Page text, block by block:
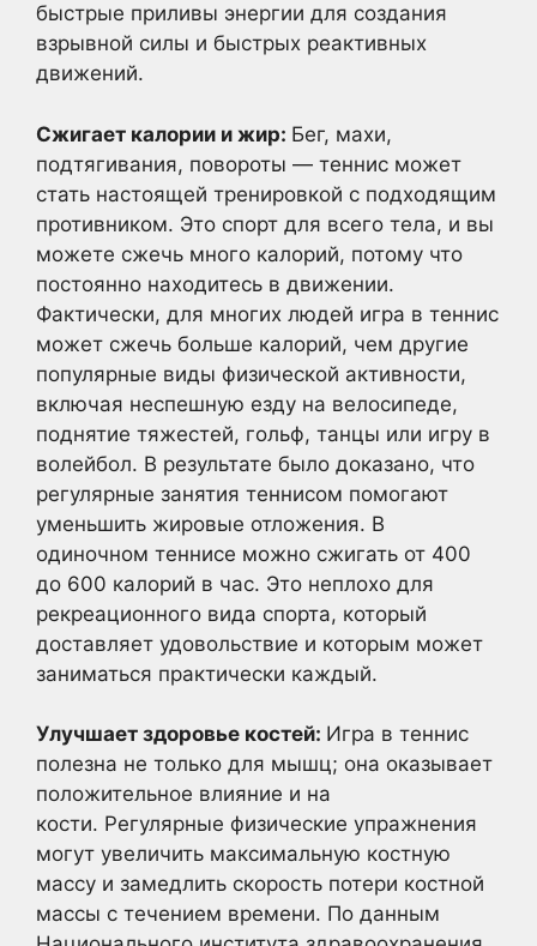
быстрые приливы энергии для создания
взрывной силы и быстрых реактивных
движений.
Сжигает калории и жир: Бег, махи,
подтягивания, повороты — теннис может
стать настоящей тренировкой с подходящим
противником. Это спорт для всего тела, и вы
можете сжечь много калорий, потому что
постоянно находитесь в движении.
Фактически, для многих людей игра в теннис
может сжечь больше калорий, чем другие
популярные виды физической активности,
включая неспешную езду на велосипеде,
поднятие тяжестей, гольф, танцы или игру в
волейбол. В результате было доказано, что
регулярные занятия теннисом помогают
уменьшить жировые отложения. В
одиночном теннисе можно сжигать от 400
до 600 калорий в час. Это неплохо для
рекреационного вида спорта, который
доставляет удовольствие и которым может
заниматься практически каждый.
Улучшает здоровье костей: Игра в теннис
полезна не только для мышц; она оказывает
положительное влияние и на
кости. Регулярные физические упражнения
могут увеличить максимальную костную
массу и замедлить скорость потери костной
массы с течением времени. По данным